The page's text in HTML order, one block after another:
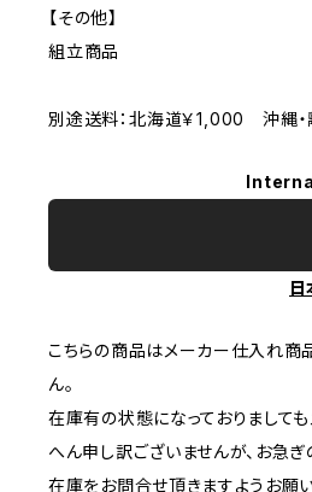
【その他】
組立商品
別途送料：北海道￥1,000 沖縄
日
こちらの商品はメーカー仕入れ商
ん。
在庫有の状態になっておりまして
へん申し訳ございませんが、お急
在庫をお問合せ頂きますようお願い